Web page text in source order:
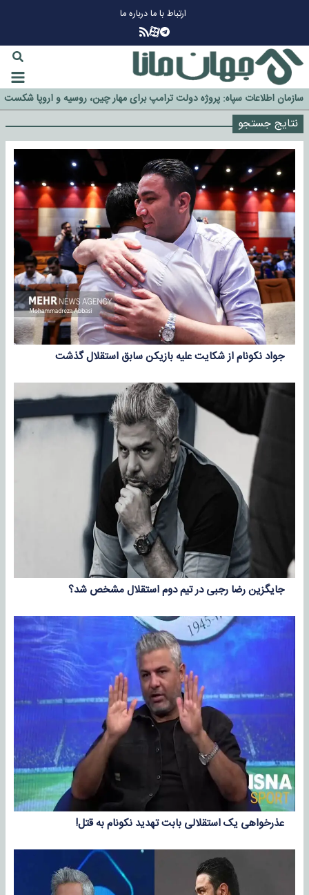
ارتباط با مادرباره ما
گزینه جدایی اوسمار روی میز مدیران پرسپولیس
آیا رئیس جمهور آمریکا قانون را دور می‌زند؟
اخراج رسمی چهره نامدار از پرسپولیس
سازمان اطلاعات سپاه: پروژه دولت ترامپ برای مهار چین، روسیه و اروپا شکست
خورد
نتایج جستجو
جواد نکونام از شکایت علیه بازیکن سابق استقلال گذشت
جایگزین رضا رجبی در تیم دوم استقلال مشخص شد؟
عذرخواهی یک استقلالی بابت تهدید نکونام به قتل!